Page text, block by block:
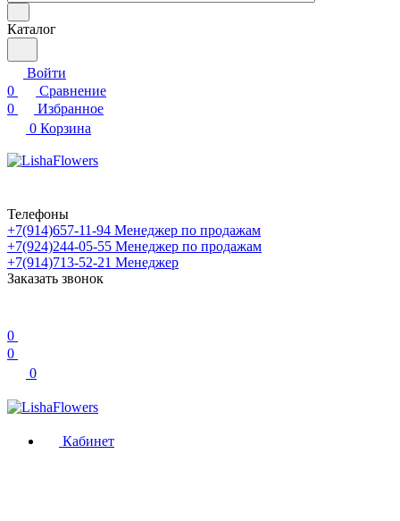
Каталог
Войти
0
Сравнение
0
Избранное
0 Корзина
Телефоны
+7(914)657-11-94 Менеджер по продажам
+7(924)244-05-55 Менеджер по продажам
+7(914)713-52-21 Менеджер
Заказать звонок
0
0
0
Кабинет